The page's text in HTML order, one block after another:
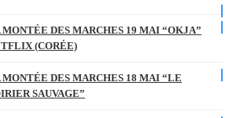
MONTÉE DES MARCHES 19 MAI “OKJA”
(CORÉE)
MONTÉE DES MARCHES 18 MAI “LE
SAUVAGE”